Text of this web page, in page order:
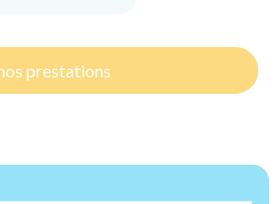
prestations